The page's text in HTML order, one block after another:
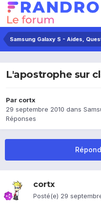
Samsung Galaxy S - Aides,
L'apostrophe sur
Par cortx
29 septembre 2010 dans
Réponses
cortx
Posté(e) 29